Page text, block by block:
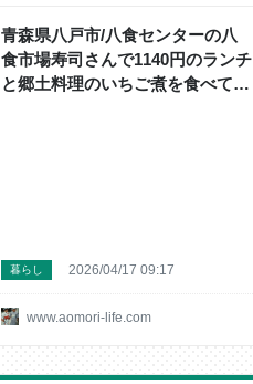
青森県八戸市/八食センターの八
食市場寿司さんで1140円のランチ
と郷土料理のいちご煮を食べて来
www.aomori-life.com
暮らし 2026/04/17 09:17